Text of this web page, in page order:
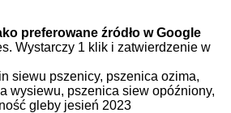
preferowane źródło w Google
Wystarczy 1 klik i zatwierdzenie w
siewu pszenicy, pszenica ozima,
wysiewu, pszenica siew opóźniony,
gleby jesień 2023